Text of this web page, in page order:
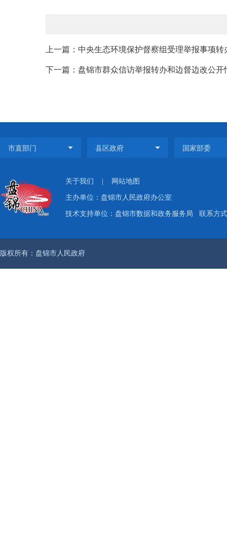
上一篇：中央生态环境保护督察组受理举报事项
下一篇：盘锦市群众信访举报转办和边督边改公开
关于我们 网站地图
主办单位：盘锦市人民政府办公室
技术支持单位：盘锦市数据和政务服务局 联系方
版权所有：盘锦市人民政府